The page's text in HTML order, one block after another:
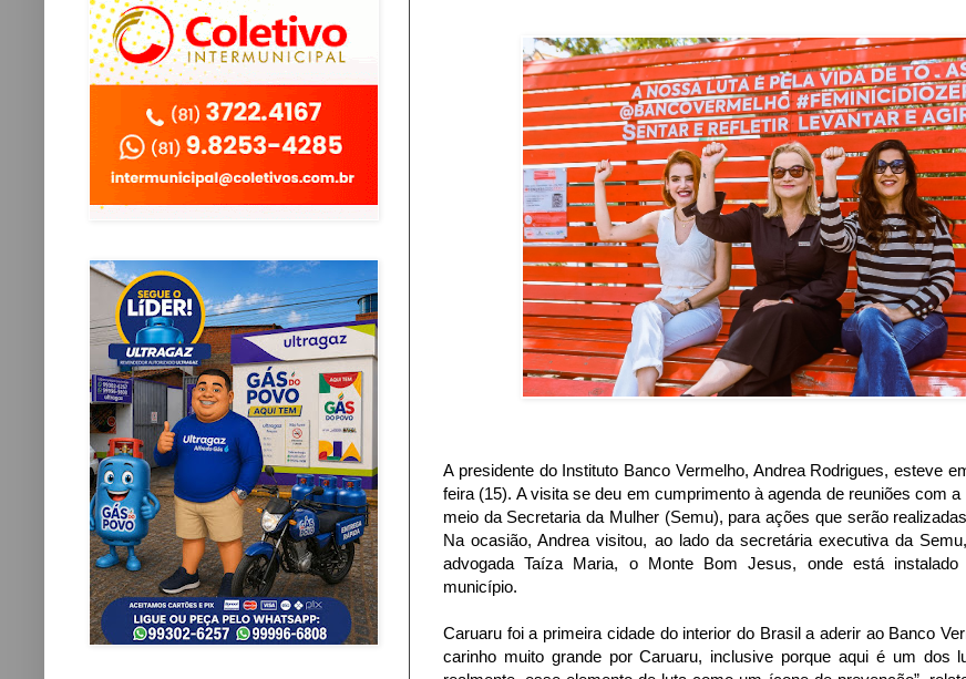
A presidente do Instituto Banco Vermelho, Andrea Rodrigues, esteve
feira (15). A visita se deu em cumprimento à agenda de reuniões com
meio da Secretaria da Mulher (Semu), para ações que serão
Na ocasião, Andrea visitou, ao lado da secretária executiva da
advogada Taíza Maria, o Monte Bom Jesus, onde está
município.
Caruaru foi a primeira cidade do interior do Brasil a aderir ao Banco
carinho muito grande por Caruaru, inclusive porque aqui é um dos